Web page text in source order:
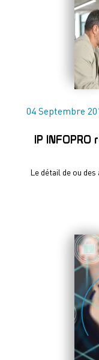
04 Septembre
IP
Le détail de ou